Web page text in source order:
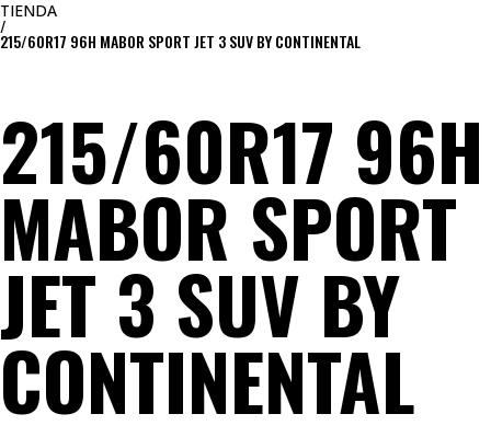
TIENDA
/
215/60R17 96H MABOR SPORT JET 3 SUV BY CONTINENTAL
215/60R17 96H
MABOR SPORT
JET 3 SUV BY
CONTINENTAL